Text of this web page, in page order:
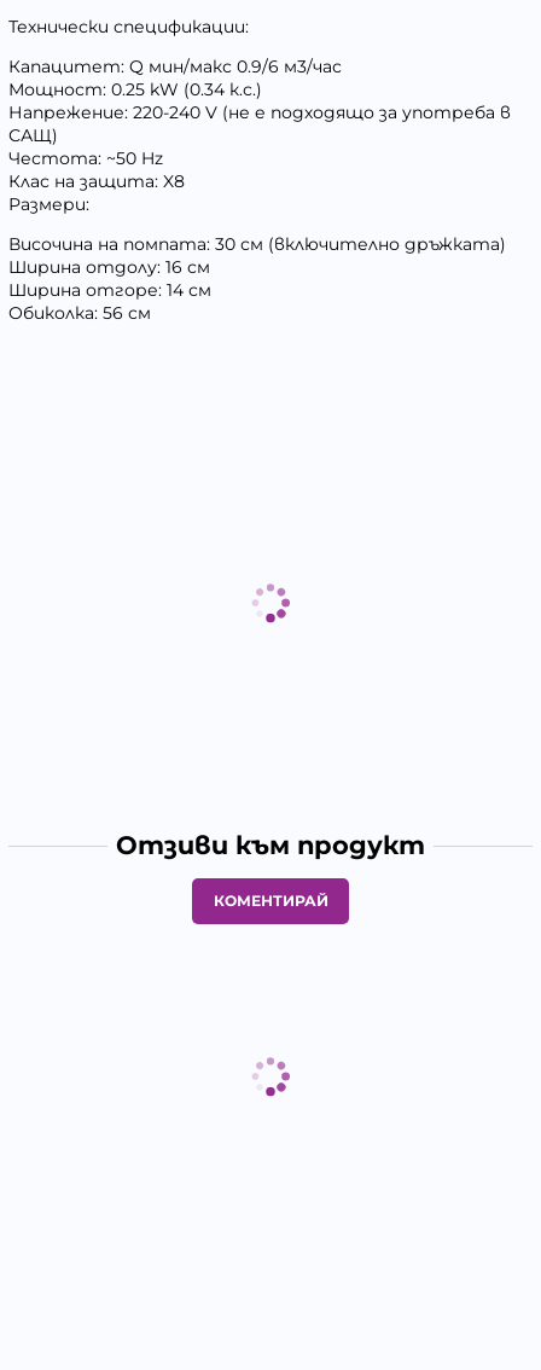
Технически спецификации:
Капацитет: Q мин/макс 0.9/6 м3/час
Мощност: 0.25 kW (0.34 к.с.)
Напрежение: 220-240 V (не е подходящо за употреба в
САЩ)
Честота: ~50 Hz
Клас на защита: X8
Размери:
Височина на помпата: 30 см (включително дръжката)
Ширина отдолу: 16 см
Ширина отгоре: 14 см
Обиколка: 56 см
Отзиви към продукт
КОМЕНТИРАЙ